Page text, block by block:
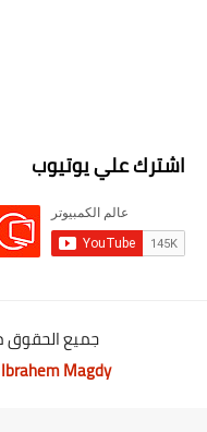
اشترك علي يوتيوب
جميع
Ibrahem Magdy